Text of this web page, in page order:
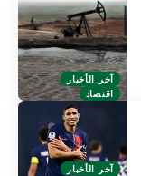
آخر الأخبار
اقتصاد
آخر الأخبار